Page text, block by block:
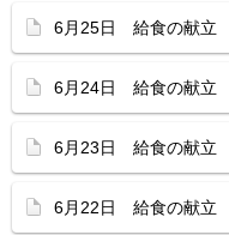
6月25日 給食の献立
6月24日 給食の献立
6月23日 給食の献立
6月22日 給食の献立